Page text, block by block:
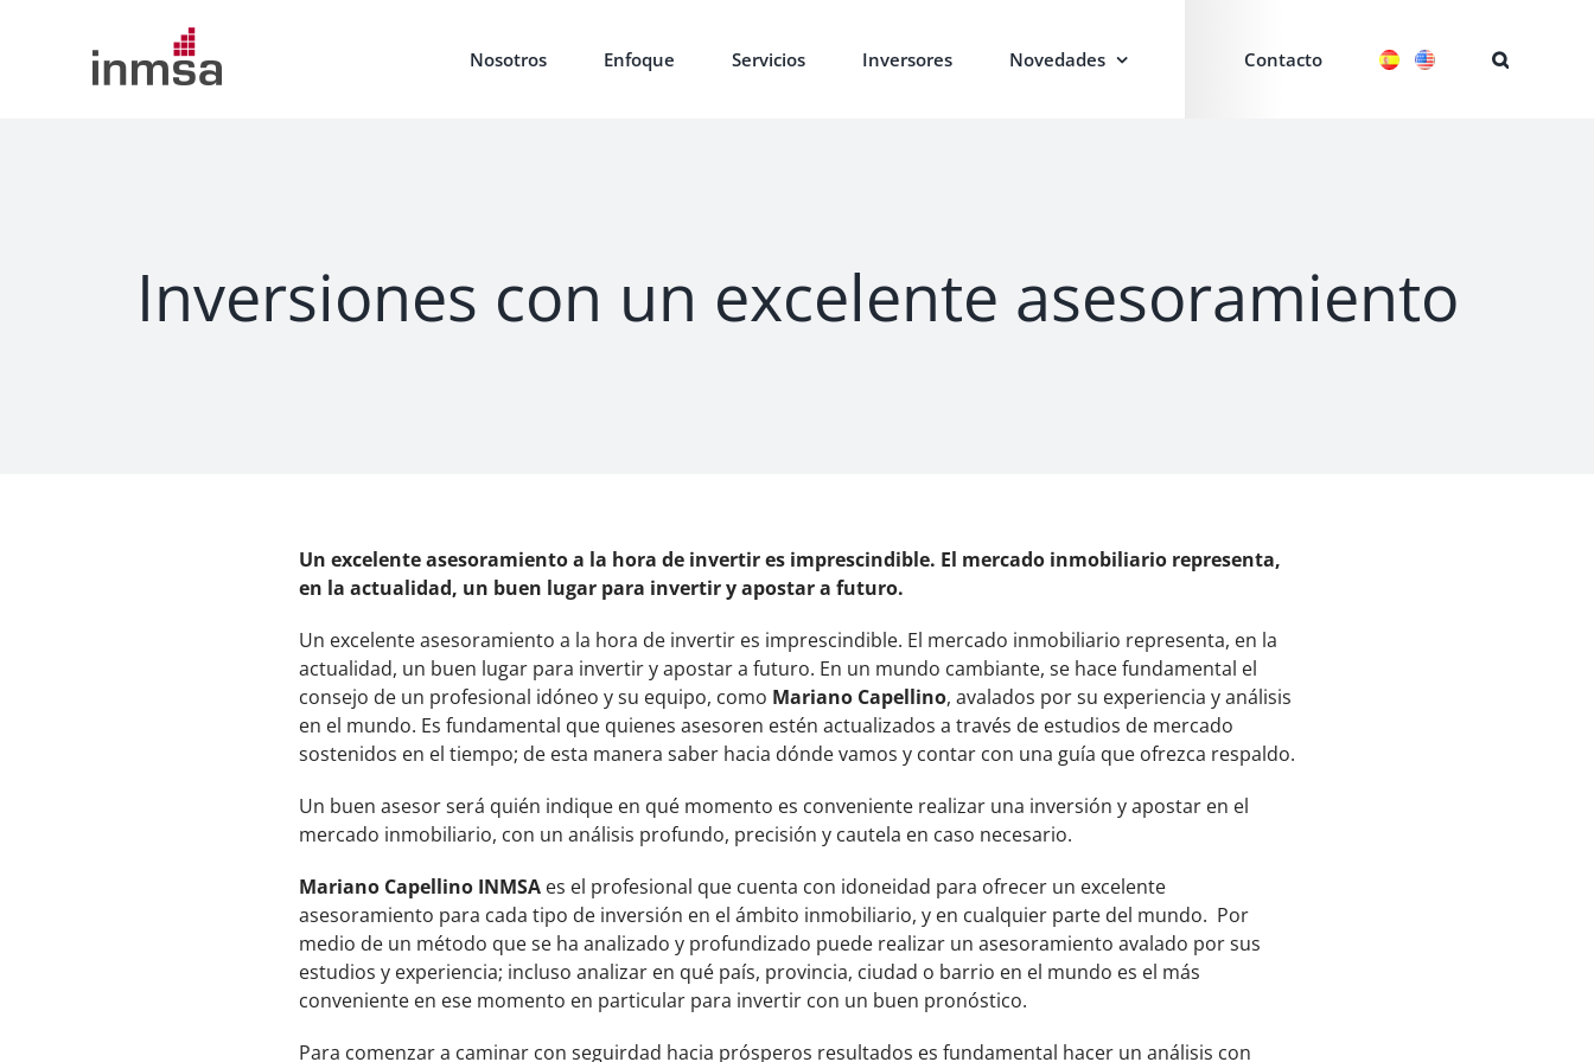
Nosotros Enfoque Servicios Inversores Novedades Contacto
Inversiones con un excelente asesoramiento
Un excelente asesoramiento a la hora de invertir es imprescindible. El mercado inmobiliario representa,
en la actualidad, un buen lugar para invertir y apostar a futuro.
Un excelente asesoramiento a la hora de invertir es imprescindible. El mercado inmobiliario representa, en la
actualidad, un buen lugar para invertir y apostar a futuro. En un mundo cambiante, se hace fundamental el
consejo de un profesional idóneo y su equipo, como Mariano Capellino, avalados por su experiencia y análisis
en el mundo. Es fundamental que quienes asesoren estén actualizados a través de estudios de mercado
sostenidos en el tiempo; de esta manera saber hacia dónde vamos y contar con una guía que ofrezca respaldo.
Un buen asesor será quién indique en qué momento es conveniente realizar una inversión y apostar en el
mercado inmobiliario, con un análisis profundo, precisión y cautela en caso necesario.
Mariano Capellino INMSA es el profesional que cuenta con idoneidad para ofrecer un excelente
asesoramiento para cada tipo de inversión en el ámbito inmobiliario, y en cualquier parte del mundo. Por
medio de un método que se ha analizado y profundizado puede realizar un asesoramiento avalado por sus
estudios y experiencia; incluso analizar en qué país, provincia, ciudad o barrio en el mundo es el más
conveniente en ese momento en particular para invertir con un buen pronóstico.
Para comenzar a caminar con seguirdad hacia prósperos resultados es fundamental hacer un análisis con